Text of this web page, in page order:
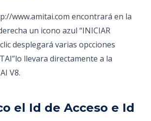
www.amitai.com encontrará en la
un icono azul “INICIAR
desplegará varias opcciones
llevara directamente a la
V8.
el Id de Acceso e Id